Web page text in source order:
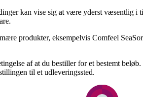
kan vise sig at være yderst væsentlig i
produkter, eksempelvis Comfeel
af at du bestiller for et bestemt
til et udleveringssted.